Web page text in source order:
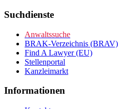
Suchdienste
Anwaltssuche
BRAK-Verzeichnis (BRAV)
Find A Lawyer (EU)
Stellenportal
Kanzleimarkt
Informationen